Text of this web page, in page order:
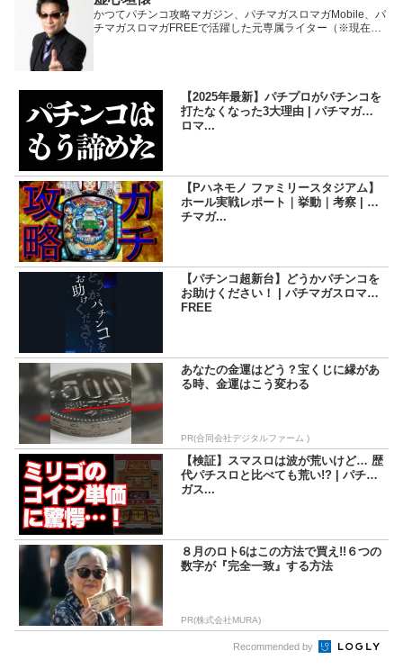
かつてパチンコ攻略マガジン、パチマガスロマガMobile、パ
チマガスロマガFREEで活躍した元専属ライター（※現在は
【2025年最新】パチプロがパチンコを
打たなくなった3大理由 | パチマガス
ロマ...
【Pハネモノ ファミリースタジアム】
ホール実戦レポート｜挙動｜考察 | パ
チマガ...
【パチンコ超新台】どうかパチンコを
お助けください！ | パチマガスロマガ
FREE
あなたの金運はどう？宝くじに縁があ
る時、金運はこう変わる
PR(合同会社デジタルファーム )
【検証】スマスロは波が荒いけど… 歴
代パチスロと比べても荒い!? | パチマ
ガス...
８月のロト6はこの方法で買え!!６つの
数字が『完全一致』する方法
PR(株式会社MURA)
Recommended by